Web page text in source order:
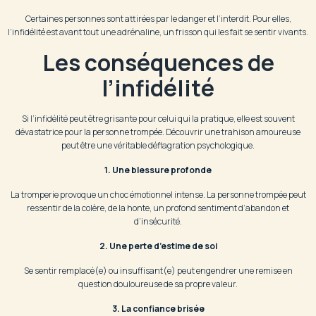
Certaines personnes sont attirées par le danger et l’interdit. Pour elles,
l’infidélité est avant tout une adrénaline, un frisson qui les fait se sentir vivants.
Les conséquences de
l’infidélité
Si l’infidélité peut être grisante pour celui qui la pratique, elle est souvent
dévastatrice pour la personne trompée. Découvrir une trahison amoureuse
peut être une véritable déflagration psychologique.
1. Une blessure profonde
La tromperie provoque un choc émotionnel intense. La personne trompée peut
ressentir de la colère, de la honte, un profond sentiment d’abandon et
d’insécurité.
2. Une perte d’estime de soi
Se sentir remplacé(e) ou insuffisant(e) peut engendrer une remise en
question douloureuse de sa propre valeur.
3. La confiance brisée